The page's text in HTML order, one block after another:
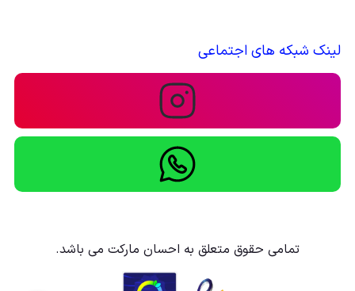
لینک شبکه های اجتماعی
تمامی حقوق متعلق به احسان مارکت می باشد.